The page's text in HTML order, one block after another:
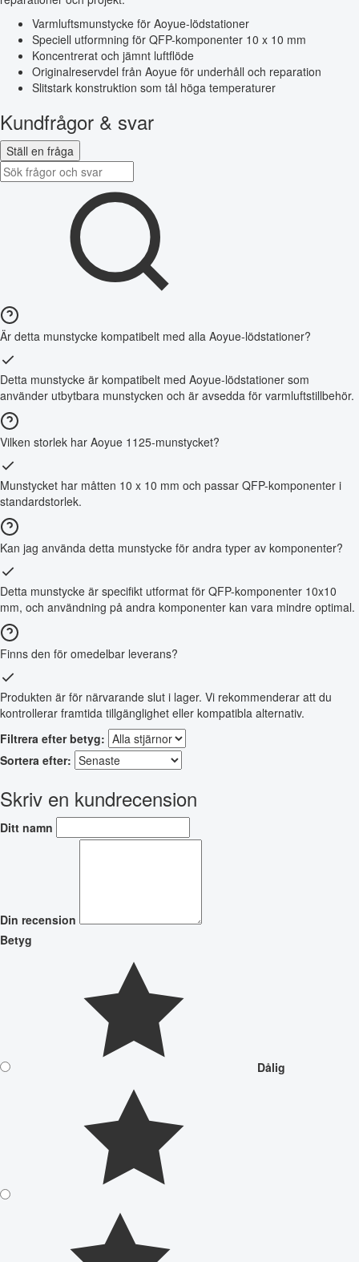
Varmluftsmunstycke för Aoyue-lödstationer
Speciell utformning för QFP-komponenter 10 x 10 mm
Koncentrerat och jämnt luftflöde
Originalreservdel från Aoyue för underhåll och reparation
Slitstark konstruktion som tål höga temperaturer
Kundfrågor & svar
Ställ en fråga
Är detta munstycke kompatibelt med alla Aoyue-lödstationer?
Detta munstycke är kompatibelt med Aoyue-lödstationer som
använder utbytbara munstycken och är avsedda för varmluftstillbehör.
Vilken storlek har Aoyue 1125-munstycket?
Munstycket har måtten 10 x 10 mm och passar QFP-komponenter i
standardstorlek.
Kan jag använda detta munstycke för andra typer av komponenter?
Detta munstycke är specifikt utformat för QFP-komponenter 10x10
mm, och användning på andra komponenter kan vara mindre optimal.
Finns den för omedelbar leverans?
Produkten är för närvarande slut i lager. Vi rekommenderar att du
kontrollerar framtida tillgänglighet eller kompatibla alternativ.
Filtrera efter betyg:
Sortera efter:
Skriv en kundrecension
Ditt namn
Din recension
Betyg
Dålig